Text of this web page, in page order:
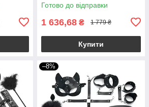
Готово до відправки
1 636,68 ₴ 1 779 ₴
Купити
–8%